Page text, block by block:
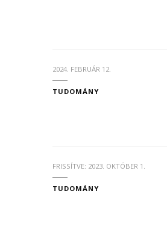
2024. FEBRUÁR 12.
TUDOMÁNY
FRISSÍTVE: 2023. OKTÓBER 1.
TUDOMÁNY